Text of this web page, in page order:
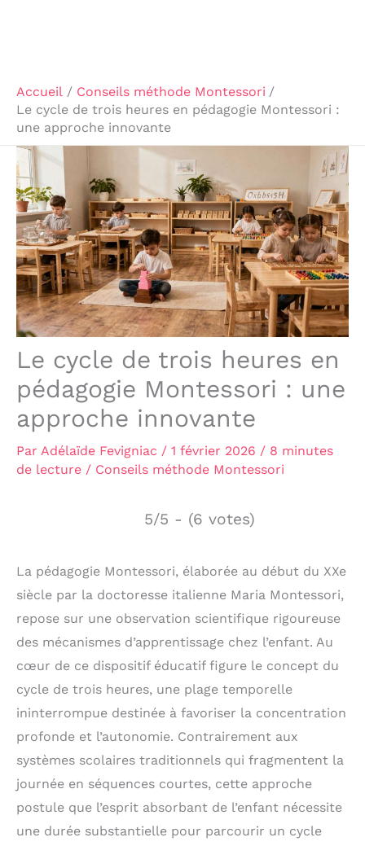
Accueil
Conseils méthode Montessori
Le cycle de trois heures en pédagogie Montessori :
une approche innovante
Le cycle de trois heures en
pédagogie Montessori : une
approche innovante
Par Adélaïde Fevigniac / 1 février 2026 / 8 minutes
de lecture / Conseils méthode Montessori
5/5 - (6 votes)
La pédagogie Montessori, élaborée au début du XXe
siècle par la doctoresse italienne Maria Montessori,
repose sur une observation scientifique rigoureuse
des mécanismes d’apprentissage chez l’enfant. Au
cœur de ce dispositif éducatif figure le concept du
cycle de trois heures, une plage temporelle
ininterrompue destinée à favoriser la concentration
profonde et l’autonomie. Contrairement aux
systèmes scolaires traditionnels qui fragmentent la
journée en séquences courtes, cette approche
postule que l’esprit absorbant de l’enfant nécessite
une durée substantielle pour parcourir un cycle